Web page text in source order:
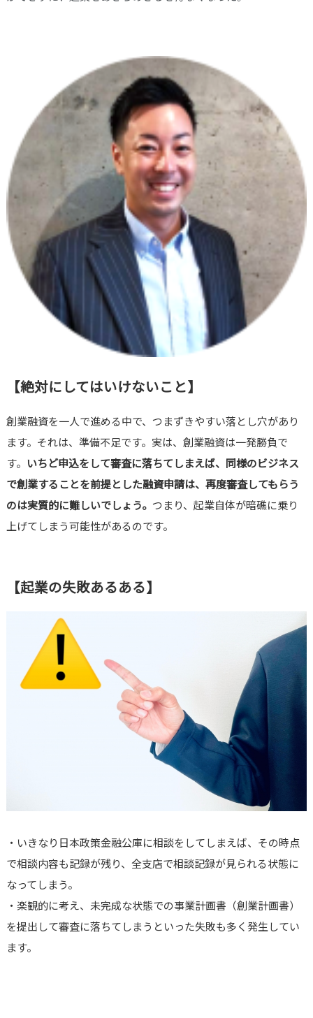
【絶対にしてはいけないこと】
創業融資を一人で進める中で、つまずきやすい落とし穴があり
ます。それは、準備不足です。実は、創業融資は一発勝負で
す。 いちど申込をして審査に落ちてしまえば、同様のビジネス
で創業することを前提とした融資申請は、再度審査してもらう
のは実質的に難しいでしょう。 つまり、起業自体が暗礁に乗り
上げてしまう可能性があるのです。
【起業の失敗あるある】
・いきなり日本政策金融公庫に相談をしてしまえば、その時点
で相談内容も記録が残り、全支店で相談記録が見られる状態に
なってしまう。
・楽観的に考え、未完成な状態での事業計画書（創業計画書）
を提出して審査に落ちてしまうといった失敗も多く発生してい
ます。